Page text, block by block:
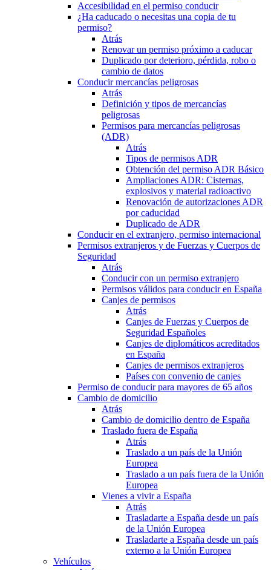
Accesibilidad en el permiso conducir
¿Ha caducado o necesitas una copia de tu
permiso?
Atrás
Renovar un permiso próximo a caducar
Duplicado por deterioro, pérdida, robo o
cambio de datos
Conducir mercancías peligrosas
Atrás
Definición y tipos de mercancías
peligrosas
Permisos para mercancías peligrosas
(ADR)
Atrás
Tipos de permisos ADR
Obtención del permiso ADR Básico
Ampliaciones ADR: Cisternas,
explosivos y material radioactivo
Renovación de autorizaciones ADR
por caducidad
Duplicado de ADR
Conducir en el extranjero, permiso internacional
Permisos extranjeros y de Fuerzas y Cuerpos de
Seguridad
Atrás
Conducir con un permiso extranjero
Permisos válidos para conducir en España
Canjes de permisos
Atrás
Canjes de Fuerzas y Cuerpos de
Seguridad Españoles
Canjes de diplomáticos acreditados
en España
Canjes de permisos extranjeros
Países con convenio de canjes
Permiso de conducir para mayores de 65 años
Cambio de domicilio
Atrás
Cambio de domicilio dentro de España
Traslado fuera de España
Atrás
Traslado a un país de la Unión
Europea
Traslado a un país fuera de la Unión
Europea
Vienes a vivir a España
Atrás
Trasladarte a España desde un país
de la Unión Europea
Trasladarte a España desde un país
externo a la Unión Europea
Vehículos